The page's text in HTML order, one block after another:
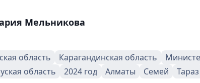
Мельникова
область Карагандинская область
область
2024 год Алматы Семей Тараз